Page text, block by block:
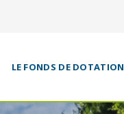
LE FONDS DE DOTATION